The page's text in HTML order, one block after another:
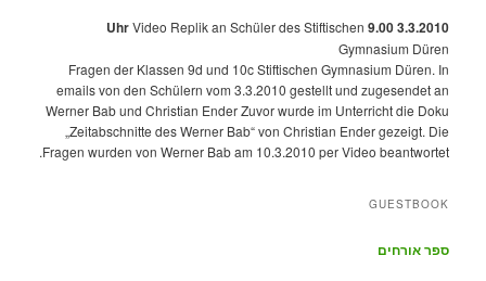
3.3.2010 9.00 Uhr
Video Replik an Schüler des Stiftischen
Gymnasium Düren
Fragen der Klassen 9d und 10c Stiftischen Gymnasium Düren. In
emails von den Schülern vom 3.3.2010 gestellt und zugesendet an
Werner Bab und Christian Ender Zuvor wurde im Unterricht die Doku
„Zeitabschnitte des Werner Bab“ von Christian Ender gezeigt. Die
Fragen wurden von Werner Bab am 10.3.2010 per Video beantwortet.
GUESTBOOK
ספר אורחים